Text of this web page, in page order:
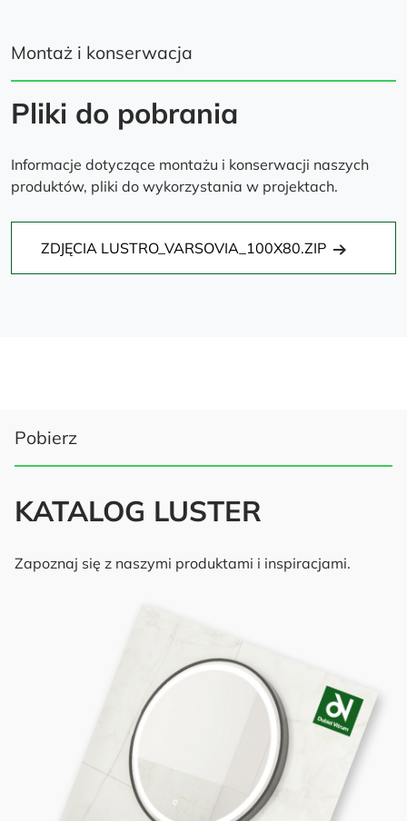
Montaż i konserwacja
Pliki do pobrania
Informacje dotyczące montażu i konserwacji naszych
produktów, pliki do wykorzystania w projektach.
ZDJĘCIA LUSTRO_VARSOVIA_100X80.ZIP
Pobierz
KATALOG LUSTER
Zapoznaj się z naszymi produktami i inspiracjami.